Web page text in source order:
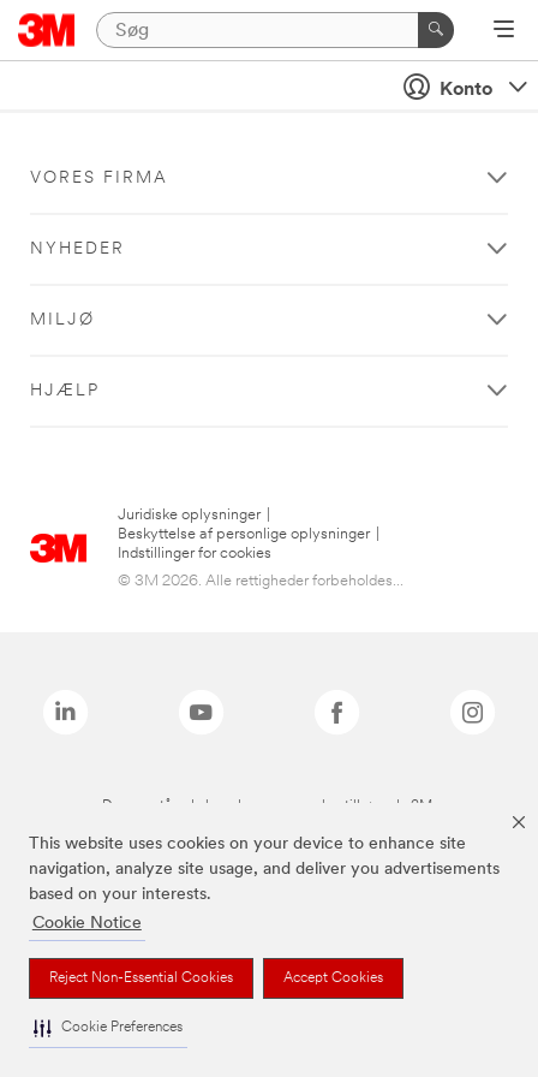
This website uses cookies on your device to enhance site
navigation, analyze site usage, and deliver you advertisements
based on your interests.
Cookie Notice
Reject Non-Essential Cookies Accept Cookies
Cookie Preferences
Konto
VORES FIRMA
NYHEDER
MILJØ
HJÆLP
Juridiske oplysninger
Beskyttelse af personlige oplysninger
Indstillinger for cookies
© 3M 2026. Alle rettigheder forbeholdes...
De ovenstående brands er varemærker tilhørende 3M.